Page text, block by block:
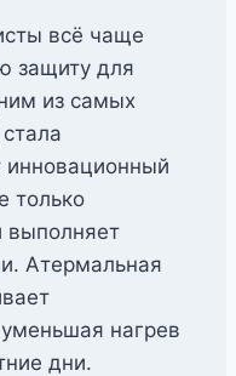
всё чаще
защиту для
из самых
инновационный
только
выполняет
Атермальная
нагрев
дни.